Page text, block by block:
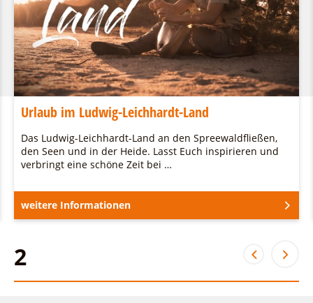
Urlaub im Ludwig-Leichhardt-Land
Das Ludwig-Leichhardt-Land an den Spreewaldfließen,
den Seen und in der Heide. Lasst Euch inspirieren und
verbringt eine schöne Zeit bei …
weitere Informationen
2